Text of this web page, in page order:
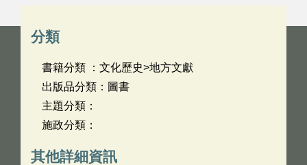
分類
書籍分類 ：文化歷史>地方文獻
出版品分類：圖書
主題分類：
施政分類：
其他詳細資訊